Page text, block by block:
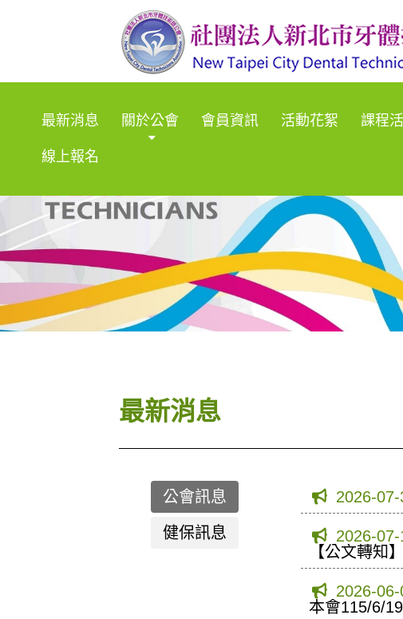
最新消息 關於公會 會員資訊 活動花絮 課程
線上報名
最新消息
公會訊息
健保訊息
2026-07-
2026-07-
【公文轉知
2026-06-
本會115/6/